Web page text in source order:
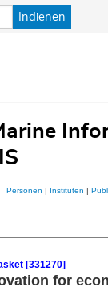
Indienen
Personen | Instituten |
[331270]
for